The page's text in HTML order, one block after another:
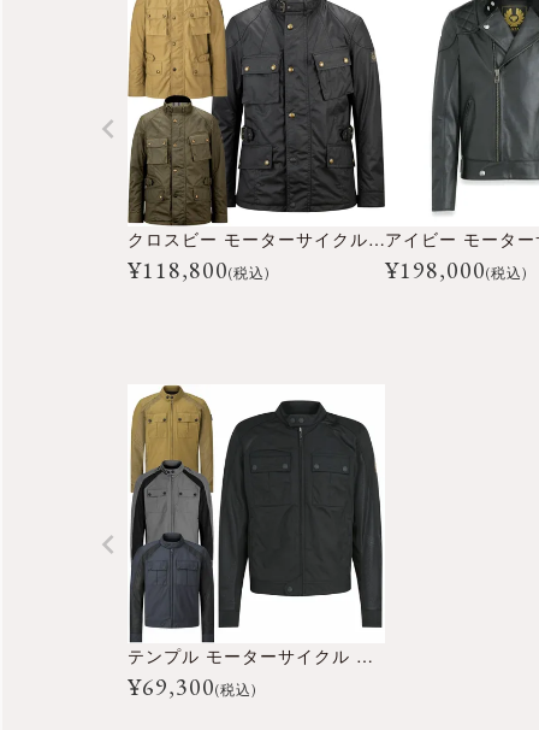
クロスビー モーターサイクル ジャケット
¥118,800(税込) ¥198,000(税込)
テンプル モーターサイクル ジャケット
¥69,300(税込)